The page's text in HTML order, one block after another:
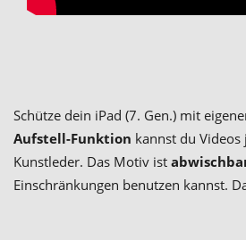
Schütze dein iPad (7. Gen.) mit
Aufstell-Funktion kannst du
Kunstleder. Das Motiv ist
Einschränkungen benutzen kannst.